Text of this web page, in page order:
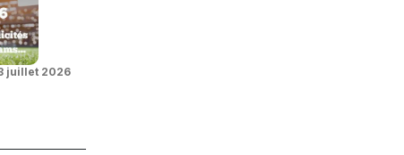
juillet 2026